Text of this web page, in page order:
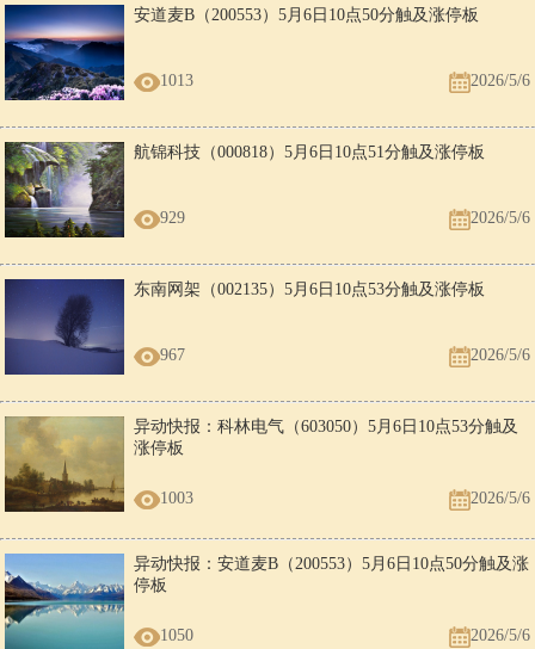
安道麦B（200553）5月6日10点50分触及涨停板
1013 2026/5/6
航锦科技（000818）5月6日10点51分触及涨停板
929 2026/5/6
东南网架（002135）5月6日10点53分触及涨停板
967 2026/5/6
异动快报：科林电气（603050）5月6日10点53分触及
涨停板
1003 2026/5/6
异动快报：安道麦B（200553）5月6日10点50分触及涨
停板
1050 2026/5/6